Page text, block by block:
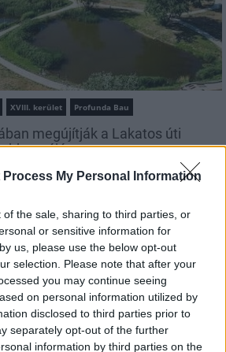
Process My Personal Information
of the sale, sharing to third parties, or
or sensitive information for
us, please use the below opt-out
selection. Please note that after your
you may continue seeing
on personal information utilized by
disclosed to third parties prior to
separately opt-out of the further
information by third parties on the
XVIII. kerület Profunda Bau
megújítják a Lakatos úti
utcáját
lakótelepén kanyarog a Dolgozó utca,
burkolatú parkolók
Zuglóban – helyben tartják a
az üres, hanem az okosan működő
energiatakarékos